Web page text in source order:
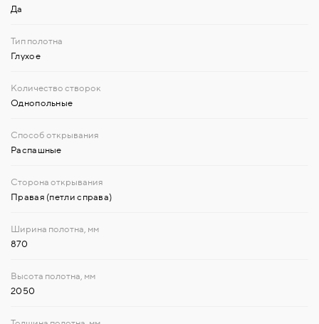
Да
Глухое
Однопольные
Распашные
Правая (петли справа)
870
2050